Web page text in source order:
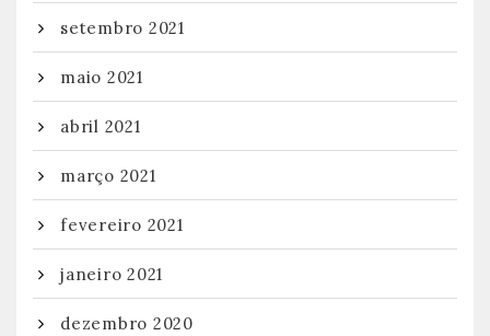
setembro 2021
maio 2021
abril 2021
março 2021
fevereiro 2021
janeiro 2021
dezembro 2020